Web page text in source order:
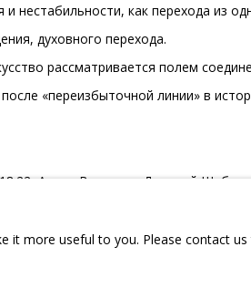
и нестабильности, как перехода из
духовного перехода.
рассматривается полем
«переизбыточной линии» в
Алина Ващенко, Дмитрий
Катя Мергер
it more useful to you. Please contact